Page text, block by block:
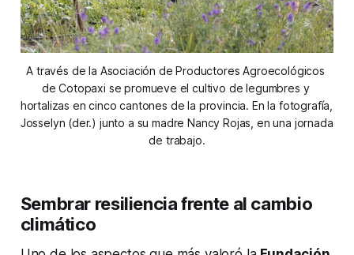
A través de la Asociación de Productores Agroecológicos
de Cotopaxi se promueve el cultivo de legumbres y
hortalizas en cinco cantones de la provincia. En la fotografía,
Josselyn (der.) junto a su madre Nancy Rojas, en una jornada
de trabajo.
Sembrar resiliencia frente al cambio
climático